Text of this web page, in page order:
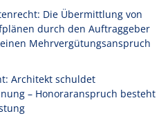
Die Übermittlung von
durch den Auftraggeber
Mehrvergütungsanspruch
Architekt schuldet
– Honoraranspruch besteht